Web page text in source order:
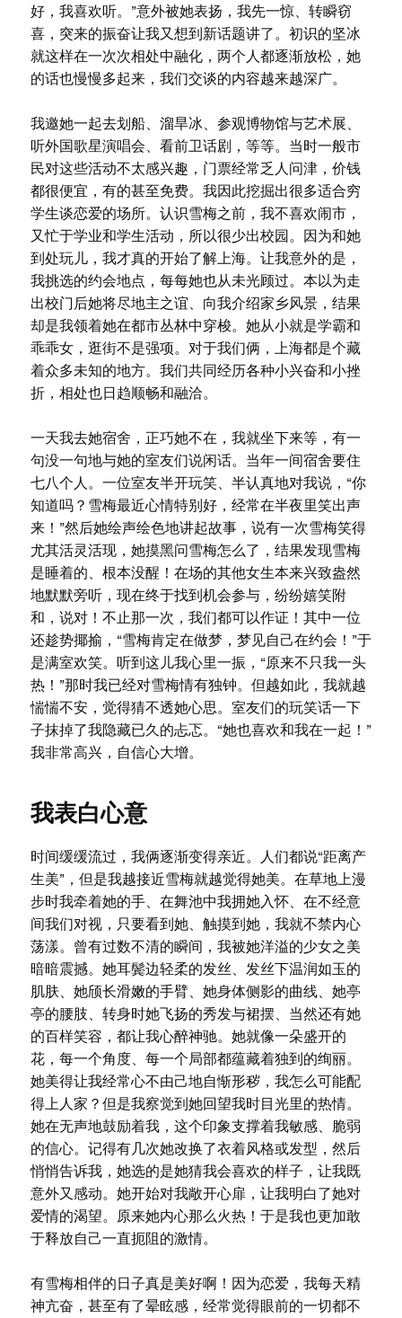
好，我喜欢听。”意外被她表扬，我先一惊、转瞬窃
喜，突来的振奋让我又想到新话题讲了。初识的坚冰
就这样在一次次相处中融化，两个人都逐渐放松，她
的话也慢慢多起来，我们交谈的内容越来越深广。
我邀她一起去划船、溜旱冰、参观博物馆与艺术展、
听外国歌星演唱会、看前卫话剧，等等。当时一般市
民对这些活动不太感兴趣，门票经常乏人问津，价钱
都很便宜，有的甚至免费。我因此挖掘出很多适合穷
学生谈恋爱的场所。认识雪梅之前，我不喜欢闹市，
又忙于学业和学生活动，所以很少出校园。因为和她
到处玩儿，我才真的开始了解上海。让我意外的是，
我挑选的约会地点，每每她也从未光顾过。本以为走
出校门后她将尽地主之谊、向我介绍家乡风景，结果
却是我领着她在都市丛林中穿梭。她从小就是学霸和
乖乖女，逛街不是强项。对于我们俩，上海都是个藏
着众多未知的地方。我们共同经历各种小兴奋和小挫
折，相处也日趋顺畅和融洽。
一天我去她宿舍，正巧她不在，我就坐下来等，有一
句没一句地与她的室友们说闲话。当年一间宿舍要住
七八个人。一位室友半开玩笑、半认真地对我说，“你
知道吗？雪梅最近心情特别好，经常在半夜里笑出声
来！”然后她绘声绘色地讲起故事，说有一次雪梅笑得
尤其活灵活现，她摸黑问雪梅怎么了，结果发现雪梅
是睡着的、根本没醒！在场的其他女生本来兴致盎然
地默默旁听，现在终于找到机会参与，纷纷嬉笑附
和，说对！不止那一次，我们都可以作证！其中一位
还趁势揶揄，“雪梅肯定在做梦，梦见自己在约会！”于
是满室欢笑。听到这儿我心里一振，“原来不只我一头
热！”那时我已经对雪梅情有独钟。但越如此，我就越
惴惴不安，觉得猜不透她心思。室友们的玩笑话一下
子抹掉了我隐藏已久的忐忑。“她也喜欢和我在一起！”
我非常高兴，自信心大增。
我表白心意
时间缓缓流过，我俩逐渐变得亲近。人们都说“距离产
生美”，但是我越接近雪梅就越觉得她美。在草地上漫
步时我牵着她的手、在舞池中我拥她入怀、在不经意
间我们对视，只要看到她、触摸到她，我就不禁内心
荡漾。曾有过数不清的瞬间，我被她洋溢的少女之美
暗暗震撼。她耳鬓边轻柔的发丝、发丝下温润如玉的
肌肤、她颀长滑嫩的手臂、她身体侧影的曲线、她亭
亭的腰肢、转身时她飞扬的秀发与裙摆、当然还有她
的百样笑容，都让我心醉神驰。她就像一朵盛开的
花，每一个角度、每一个局部都蕴藏着独到的绚丽。
她美得让我经常心不由己地自惭形秽，我怎么可能配
得上人家？但是我察觉到她回望我时目光里的热情。
她在无声地鼓励着我，这个印象支撑着我敏感、脆弱
的信心。记得有几次她改换了衣着风格或发型，然后
悄悄告诉我，她选的是她猜我会喜欢的样子，让我既
意外又感动。她开始对我敞开心扉，让我明白了她对
爱情的渴望。原来她内心那么火热！于是我也更加敢
于释放自己一直扼阻的激情。
有雪梅相伴的日子真是美好啊！因为恋爱，我每天精
神亢奋，甚至有了晕眩感，经常觉得眼前的一切都不